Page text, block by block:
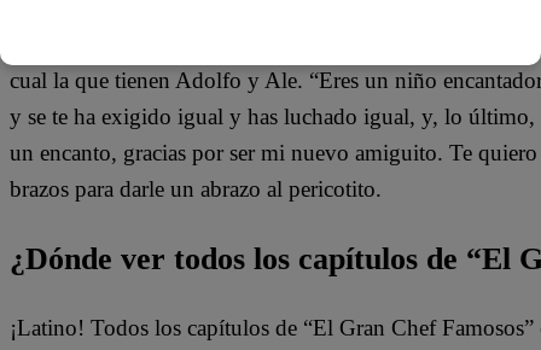
cual la que tienen Adolfo y Ale. “Eres un niño
y se te ha exigido igual y has luchado igual, y, lo último,
un encanto, gracias por ser mi nuevo amiguito. Te
brazos para darle un abrazo al pericotito.
¿Dónde ver todos los capítulos de “El
¡Latino! Todos los capítulos de “El Gran Chef